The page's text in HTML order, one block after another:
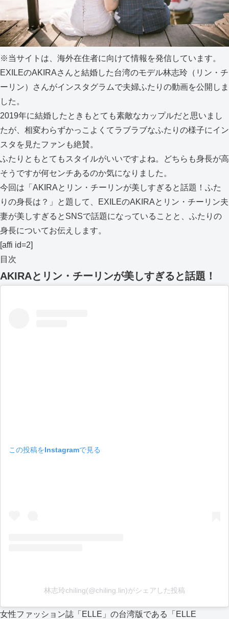
※当サイトは、海外在住者に向けて情報を発信しています。
EXILEのAKIRAさんと結婚した台湾のモデル林志玲（リン・チ
ーリン）さんがインスタグラムで夫婦ふたりの動画を公開しま
した。
2019年に結婚したときもとても素敵なカップルだと思いまし
たが、相変わらずかっこよくてラブラブなふたりの様子にイン
スタを見たファンも絶賛。
ふたりともとてもスタイルがいいですよね。どちらも身長が高
そうですが何センチあるのか気になりました。
今回は「AKIRAとリン・チーリンが美しすぎると話題！ふた
りの身長は？」と題して、EXILEのAKIRAとリン・チーリン夫
妻が美しすぎるとSNSで話題になっていることと、ふたりの
身長についてお伝えします。
[affi id=2]
目次
AKIRAとリン・チーリンが美しすぎると話題！
この投稿をInstagramで見る
林志玲chiling(@chiling.lin)がシェアした投稿
女性ファッション誌「ELLE」の台湾版である「ELLE